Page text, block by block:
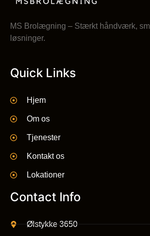
MS Brolægning – Stærkt håndværk,
løsninger.
Quick Links
Hjem
Om os
Tjenester
Kontakt os
Lokationer
Contact Info
Ølstykke 3650